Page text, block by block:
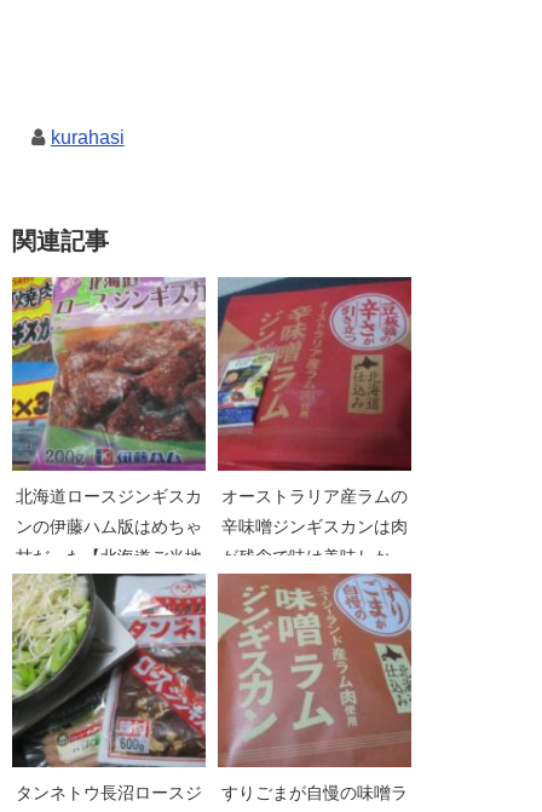
kurahasi
関連記事
北海道ロースジンギスカ
ンの伊藤ハム版はめちゃ
甘だった【北海道ご当地
ジンギスカンPart09】
オーストラリア産ラムの
辛味噌ジンギスカンは肉
が残念で味は美味しかっ
た
タンネトウ長沼ロースジ
すりごまが自慢の味噌ラ